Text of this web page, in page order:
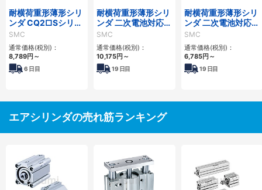
耐横荷重形薄形シリ
ンダ CQ2□Sシリー
ズ
SMC
通常価格(税別)：
8,789円 ～
6 日目
耐横荷重形薄形シリ
ンダ 二次電池対応
25A-CQ2□Sシリー
ズ
SMC
通常価格(税別)：
10,175円 ～
19 日目
耐横荷重形薄形シリ
ンダ 二次電池対応
25A-CQS□Sシリー
ズ
SMC
通常価格(税別)：
6,785円 ～
19 日目
エアシリンダの売れ筋ランキング